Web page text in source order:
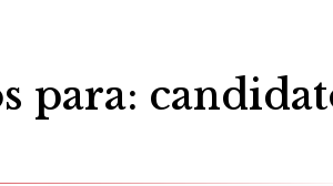
para: